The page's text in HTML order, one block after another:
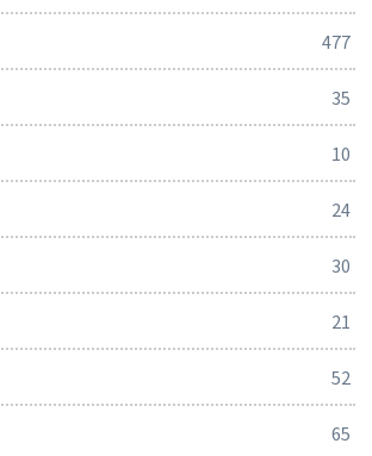
477
35
10
24
30
21
52
65